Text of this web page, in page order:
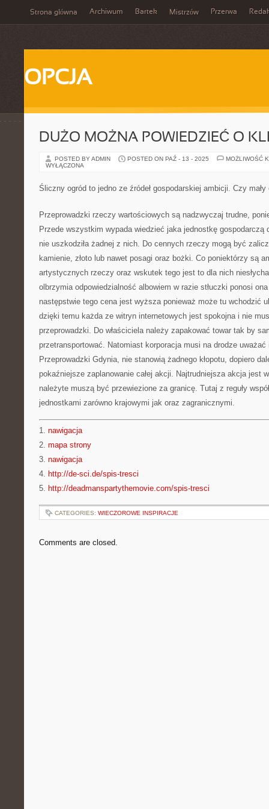
Strona główna Archiwum Bartek Mistrzów Przerwa
OPCJA
DUŻO MOŻNA POWIEDZIEĆ O
POSTED BY ADMIN POSTED ON PAŹ - 13 - 2025
MOŻLIWOŚĆ
WYŁĄCZONA
Śliczny ogród to jedno ze źródeł gospodarskiej ambicji. Czy
Przeprowadzki rzeczy wartościowych są nadzwyczaj trudne,
Przede wszystkim wypada wiedzieć jaka jednostkę gospodarczą
nie uszkodziła żadnej z nich. Do cennych rzeczy mogą być
kamienie, złoto lub nawet posagi oraz bożki. Co poniektórzy są
artystycznych rzeczy oraz wskutek tego jest to dla nich
olbrzymia odpowiedzialność albowiem w razie stłuczki ponosi
następstwie tego cena jest wyższa ponieważ może tu wchodzić
dzięki temu każda ze witryn internetowych jest spokojna i nie
przeprowadzki. Do właściciela należy zapakować towar tak by
przetransportować. Natomiast korporacja musi na drodze
Przeprowadzki Gdynia, nie stanowią żadnego kłopotu, dopiero
pokaźniejsze zaplanowanie całej akcji. Najtrudniejsza akcja jest
należyte muszą być przewiezione za granicę. Tutaj z reguły
jednostkami zarówno krajowymi jak oraz zagranicznymi.
1. nawigacja
2. mapa strony
3. nawigacja
4. http://de-sci.de/spis-tresci
5. http://deadmanspartythemovie.com/spis-tresci
CATEGORIES: WIECZOROWE INSPIRACJE
Comments are closed.